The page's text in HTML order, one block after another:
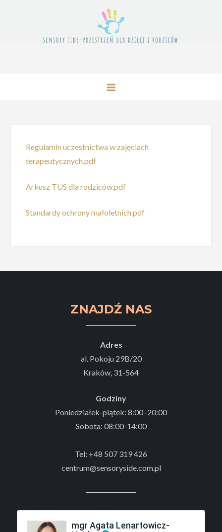
Regulamin uczestnictwa w zajęciach
terapeutycznych.pdf
Arkusz TUS dla rodziców.pdf
Standardy ochrony małoletnich.pdf
ZNAJDŹ NAS
Adres
al. Pokoju 29B/20
Kraków, 31-564
Godziny
Poniedziałek-piątek: 8:00–20:00
Sobota: 08:00-14:00
Tel: +48 507 319 426
centrum@sensoryside.com.pl